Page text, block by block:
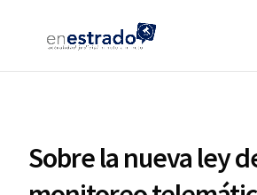
Sobre la nueva ley